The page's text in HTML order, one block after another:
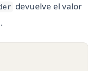
devuelve el valor